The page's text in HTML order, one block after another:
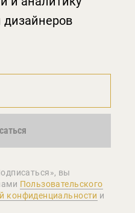
дизайнеров
вы
Пользовательского
конфиденциальности и